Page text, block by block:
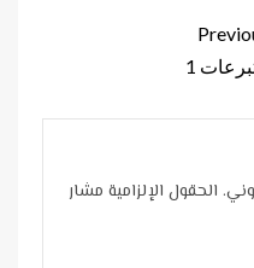
1
الحقول الإلزامية مشار